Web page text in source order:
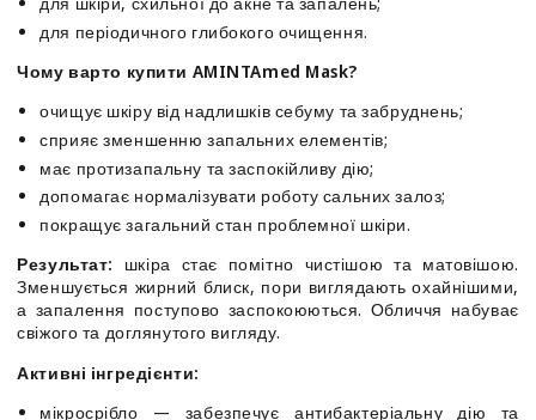
для періодичного глибокого очищення.
Чому варто купити AMINTAmed Mask?
очищує шкіру від надлишків себуму та забруднень;
сприяє зменшенню запальних елементів;
має протизапальну та заспокійливу дію;
допомагає нормалізувати роботу сальних залоз;
покращує загальний стан проблемної шкіри.
Результат: шкіра стає помітно чистішою та матовішою.
Зменшується жирний блиск, пори виглядають охайнішими,
а запалення поступово заспокоюються. Обличчя набуває
свіжого та доглянутого вигляду.
Активні інгредієнти:
мікросрібло — забезпечує антибактеріальну дію та